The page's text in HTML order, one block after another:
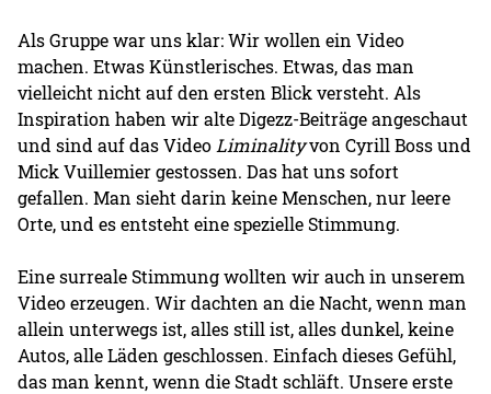
Als Gruppe war uns klar: Wir wollen ein Video
machen. Etwas Künstlerisches. Etwas, das man
vielleicht nicht auf den ersten Blick versteht. Als
Inspiration haben wir alte Digezz-Beiträge angeschaut
und sind auf das Video Liminalityvon Cyrill Boss und
Mick Vuillemier gestossen. Das hat uns sofort
gefallen. Man sieht darin keine Menschen, nur leere
Orte, und es entsteht eine spezielle Stimmung.
Eine surreale Stimmung wollten wir auch in unserem
Video erzeugen. Wir dachten an die Nacht, wenn man
allein unterwegs ist, alles still ist, alles dunkel, keine
Autos, alle Läden geschlossen. Einfach dieses Gefühl,
das man kennt, wenn die Stadt schläft. Unsere erste